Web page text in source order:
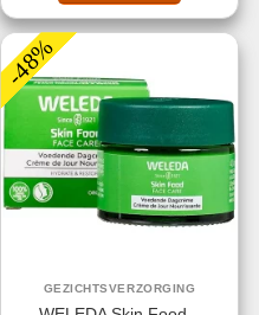
-48%
GEZICHTSVERZORGING